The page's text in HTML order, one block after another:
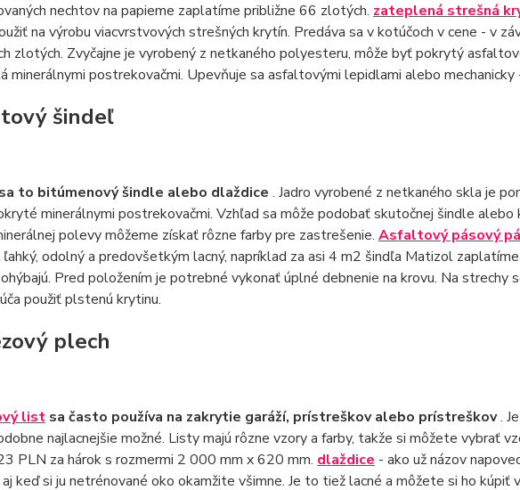
nechtov na papieme zaplatíme približne 66 zlotých. zateplená strešná
na výrobu viacvrstvových strešných krytín. Predáva sa v kotúčoch v cene - v
zlotých. Zvyčajne je vyrobený z netkaného polyesteru, môže byť pokrytý
minerálnymi postrekovačmi. Upevňuje sa asfaltovými lepidlami alebo mechanicky
šindeľ
to bitúmenový šindle alebo dlaždice . Jadro vyrobené z netkaného skla je
minerálnymi postrekovačmi. Vzhľad sa môže podobať skutočnej šindle alebo
polevy môžeme získať rôzne farby pre zastrešenie. Asfaltový pásový
ľahký, odolný a predovšetkým lacný, napríklad za asi 4 m2 šindľa Matizol
Pred položením je potrebné vykonať úplné debnenie na krovu. Na
použiť plstenú krytinu.
plech
listsa často používa na zakrytie garáží, prístreškov alebo prístreškov.
najlacnejšie možné. Listy majú rôzne vzory a farby, takže si môžete vybrať
PLN za hárok s rozmermi 2 000 mm x 620 mm. dlaždice - ako už názov
keď si ju netrénované oko okamžite všimne. Je to tiež lacné a môžete si ho kúpiť